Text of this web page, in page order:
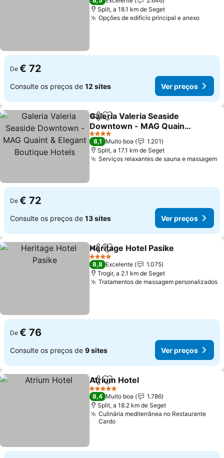
Split, a 18.1 km de Seget
Opções de edifício principal e anexoVer
De € 72
Consulte os preços de 12 sites Ver preços
PartilharAdicionar aos favoritos
Galeria Valeria Seaside
Downtown - MAG Quaint
& Elegant Boutique Hotels
Ver preços
4 Estrelas
8,1 Muito boa
1.201
Split, a 17.1 km de Seget
Serviços relaxantes de sauna e massagem
De € 72
Consulte os preços de 13 sites Ver preços
PartilharAdicionar aos favoritos
Heritage Hotel Pasike
4 Estrelas
8,8 Excelente
1.075
Trogir, a 2.1 km de Seget
Tratamentos de massagem personalizados
De € 76
Consulte os preços de 9 sites Ver preços
PartilharAdicionar aos favoritos
Atrium Hotel
5 Estrelas
8,4 Muito boa
1.786
Split, a 18.2 km de Seget
Culinária mediterrânea no Restaurante
Cardo